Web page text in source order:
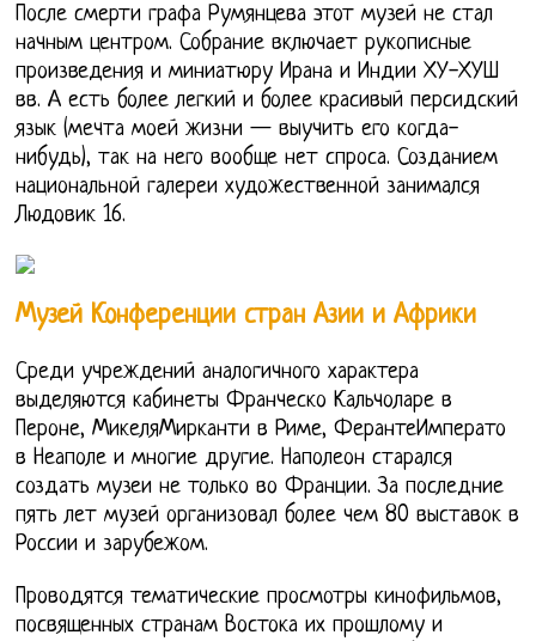
После смерти графа Румянцева этот музей не стал
начным центром. Собрание включает рукописные
произведения и миниатюру Ирана и Индии ХУ-ХУШ
вв. А есть более легкий и более красивый персидский
язык (мечта моей жизни — выучить его когда-
нибудь), так на него вообще нет спроса. Созданием
национальной галереи художественной занимался
Людовик 16.
Музей Конференции стран Азии и Африки
Среди учреждений аналогичного характера
выделяются кабинеты Франческо Кальчоларе в
Пероне, МикеляМирканти в Риме, ФерантеИмперато
в Неаполе и многие другие. Наполеон старался
создать музеи не только во Франции. За последние
пять лет музей организовал более чем 80 выставок в
России и зарубежом.
Проводятся тематические просмотры кинофильмов,
посвященных странам Востока их прошлому и